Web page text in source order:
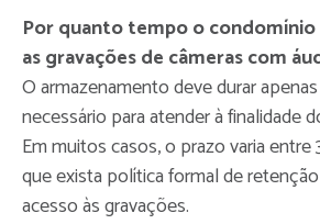
Por quanto tempo o
as gravações de câmeras com
O armazenamento deve durar
necessário para atender à finalidade
Em muitos casos, o prazo varia
que exista política formal de
acesso às gravações.